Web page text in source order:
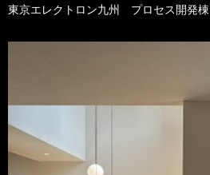
東京エレクトロン九州 プロセス開発棟